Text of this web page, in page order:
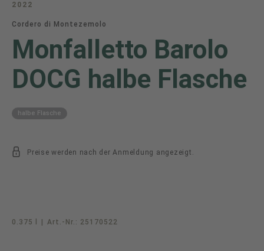
2022
Cordero di Montezemolo
Monfalletto Barolo
DOCG halbe Flasche
halbe Flasche
Preise werden nach der Anmeldung angezeigt.
0.375 l Art.-Nr.: 25170522